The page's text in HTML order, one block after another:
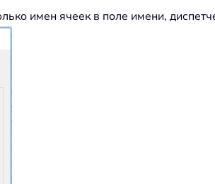
имен ячеек в поле имени,